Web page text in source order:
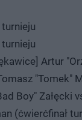
turnieju
turnieju
Artur
"Tomek"
Boy" Załęcki
(ćwierćfinał